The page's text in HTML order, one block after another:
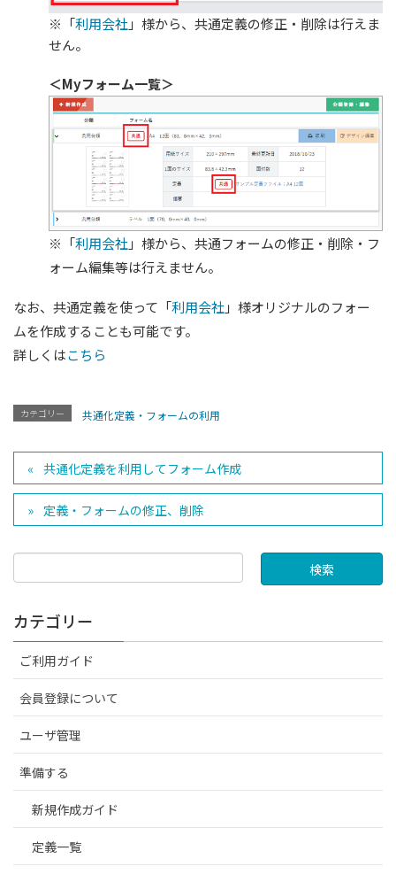
※「利用会社」様から、共通定義の修正・削除は行えま
せん。
＜Myフォーム一覧＞
※「利用会社」様から、共通フォームの修正・削除・フ
ォーム編集等は行えません。
なお、共通定義を使って「利用会社」様オリジナルのフォー
ムを作成することも可能です。
詳しくはこちら
カテゴリー 共通化定義・フォームの利用
共通化定義を利用してフォーム作成
定義・フォームの修正、削除
カテゴリー
ご利用ガイド
会員登録について
ユーザ管理
準備する
新規作成ガイド
定義一覧